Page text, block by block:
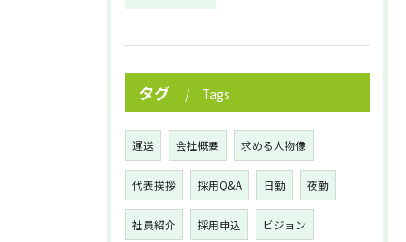
タグ Tags
運送 会社概要 求める人物像
代表挨拶 採用Q&A 日勤 夜勤
社員紹介 採用申込 ビジョン